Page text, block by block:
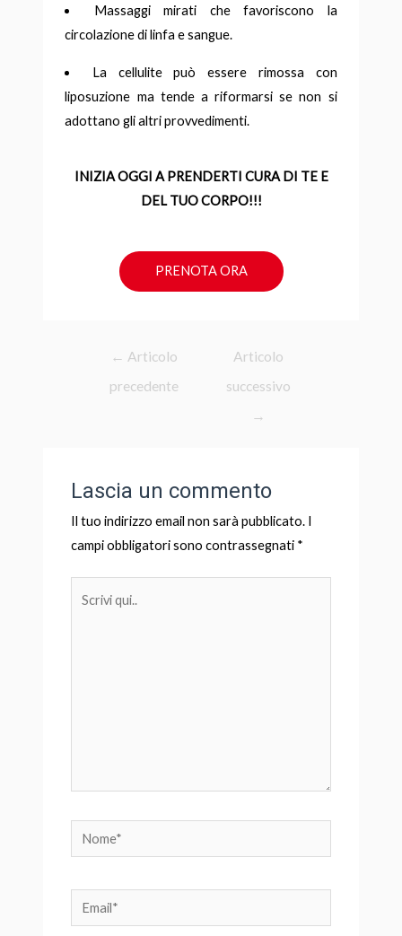
Massaggi mirati che favoriscono la
circolazione di linfa e sangue.
La cellulite può essere rimossa con
liposuzione ma tende a riformarsi se non si
adottano gli altri provvedimenti.
INIZIA OGGI A PRENDERTI CURA DI TE E
DEL TUO CORPO!!!
PRENOTA ORA
← Articolo
precedente
Articolo
successivo
→
Lascia un commento
Il tuo indirizzo email non sarà pubblicato. I
campi obbligatori sono contrassegnati *
Nome*
Email*